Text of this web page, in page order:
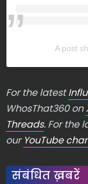
A post
For the latest
WhosThat360 on
Threads. For the
our YouTube
संबंधित ख़बरें